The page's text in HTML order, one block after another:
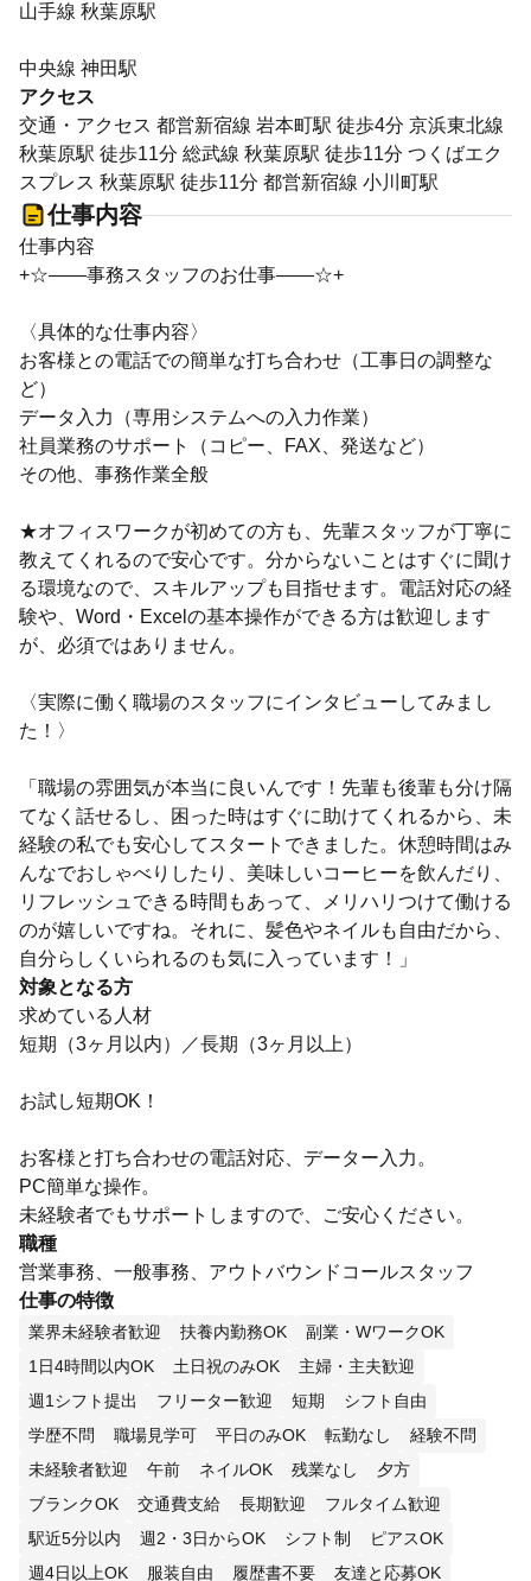
山手線 秋葉原駅
中央線 神田駅
アクセス
交通・アクセス 都営新宿線 岩本町駅 徒歩4分 京浜東北線
秋葉原駅 徒歩11分 総武線 秋葉原駅 徒歩11分 つくばエク
スプレス 秋葉原駅 徒歩11分 都営新宿線 小川町駅
仕事内容
仕事内容
+☆――事務スタッフのお仕事――☆+
〈具体的な仕事内容〉
お客様との電話での簡単な打ち合わせ（工事日の調整な
ど）
データ入力（専用システムへの入力作業）
社員業務のサポート（コピー、FAX、発送など）
その他、事務作業全般
★オフィスワークが初めての方も、先輩スタッフが丁寧に
教えてくれるので安心です。分からないことはすぐに聞け
る環境なので、スキルアップも目指せます。電話対応の経
験や、Word・Excelの基本操作ができる方は歓迎します
が、必須ではありません。
〈実際に働く職場のスタッフにインタビューしてみまし
た！〉
「職場の雰囲気が本当に良いんです！先輩も後輩も分け隔
てなく話せるし、困った時はすぐに助けてくれるから、未
経験の私でも安心してスタートできました。休憩時間はみ
んなでおしゃべりしたり、美味しいコーヒーを飲んだり、
リフレッシュできる時間もあって、メリハリつけて働ける
のが嬉しいですね。それに、髪色やネイルも自由だから、
自分らしくいられるのも気に入っています！」
対象となる方
求めている人材
短期（3ヶ月以内）／長期（3ヶ月以上）
お試し短期OK！
お客様と打ち合わせの電話対応、データー入力。
PC簡単な操作。
未経験者でもサポートしますので、ご安心ください。
職種
営業事務、一般事務、アウトバウンドコールスタッフ
仕事の特徴
業界未経験者歓迎 扶養内勤務OK
副業・WワークOK
1日4時間以内OK
土日祝のみOK
主婦・主夫歓迎
週1シフト提出
フリーター歓迎 短期
シフト自由
学歴不問
職場見学可 平日のみOK 転勤なし
経験不問
未経験者歓迎
午前 ネイルOK 残業なし
夕方
ブランクOK
交通費支給 長期歓迎
フルタイム歓迎
駅近5分以内
週2・3日からOK シフト制
ピアスOK
週4日以上OK
服装自由 履歴書不要 友達と応募OK